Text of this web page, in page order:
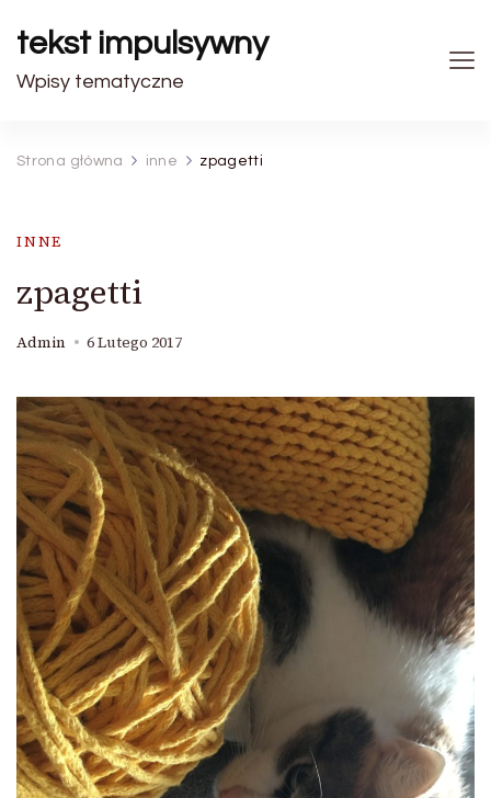
tekst impulsywny
Wpisy tematyczne
Strona główna inne zpagetti
INNE
zpagetti
Admin 6 Lutego 2017